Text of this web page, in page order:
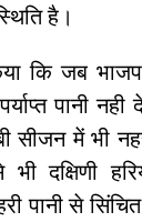
है।
कि जब
पानी नही
सीजन में भी
दक्षिणी
पानी से